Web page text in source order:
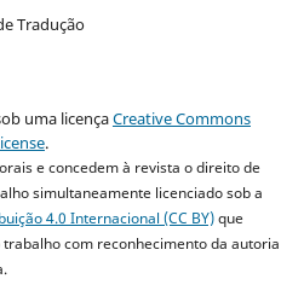
Tradução
uma licençaCreative Commons
.
e concedem à revista o direito de
simultaneamente licenciado sob a
4.0 Internacional (CC BY)que
com reconhecimento da autoria